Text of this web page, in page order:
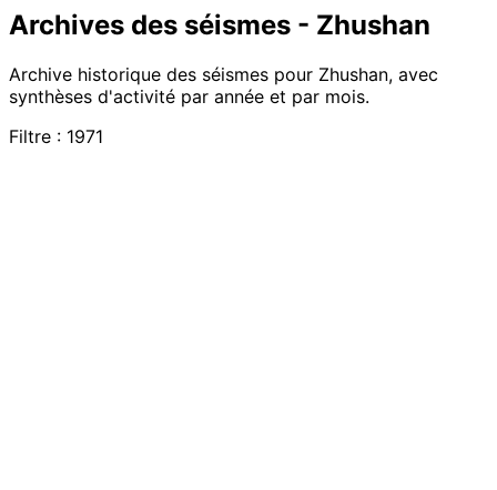
Archives des séismes - Zhushan
Archive historique des séismes pour Zhushan, avec
synthèses d'activité par année et par mois.
Filtre : 1971